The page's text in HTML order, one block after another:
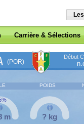
Carrière & Sélections
(POR)
Début
POIDS
m ? kg